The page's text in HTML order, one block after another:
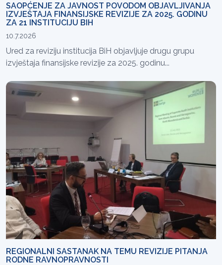
SAOPĆENJE ZA JAVNOST POVODOM OBJAVLJIVANJA
IZVJEŠTAJA FINANSIJSKE REVIZIJE ZA 2025. GODINU
ZA 21 INSTITUCIJU BIH
10.7.2026
Ured za reviziju institucija BiH objavljuje drugu grupu
izvještaja finansijske revizije za 2025. godinu...
REGIONALNI SASTANAK NA TEMU REVIZIJE PITANJA
RODNE RAVNOPRAVNOSTI